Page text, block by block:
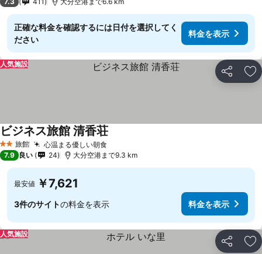
正確な料金を確認するには日付を選択してく
ださい
料金を表示
シェア お
人気施設
2 ホテルのランク
旅館 心温まる優しい朝食
ビジネス旅館 清香荘
7.9 良い 24 大分空港まで9.3 km
最安値 ￥7,621
3件のサイトの料金を表示 料金を表示
シェア お
人気施設